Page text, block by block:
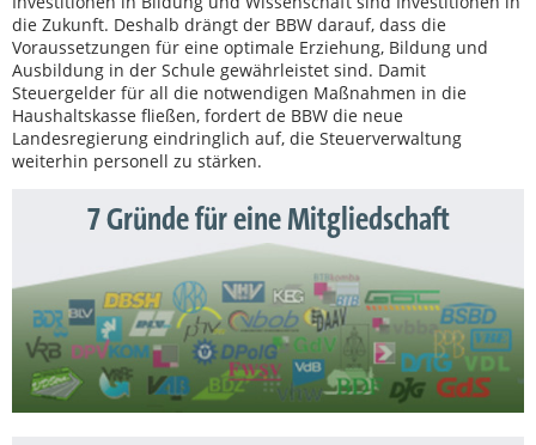
die Zukunft. Deshalb drängt der BBW darauf, dass die
Voraussetzungen für eine optimale Erziehung, Bildung und
Ausbildung in der Schule gewährleistet sind. Damit
Steuergelder für all die notwendigen Maßnahmen in die
Haushaltskasse fließen, fordert de BBW die neue
Landesregierung eindringlich auf, die Steuerverwaltung
weiterhin personell zu stärken.
7 Gründe für eine Mitgliedschaft